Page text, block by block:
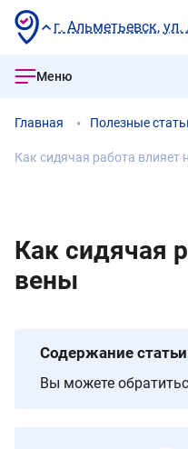
г. Альметьевск,
Меню
Главная Полезные
Как сидячая работа влияет
Как сидячая
вены
Содержание
Вы можете